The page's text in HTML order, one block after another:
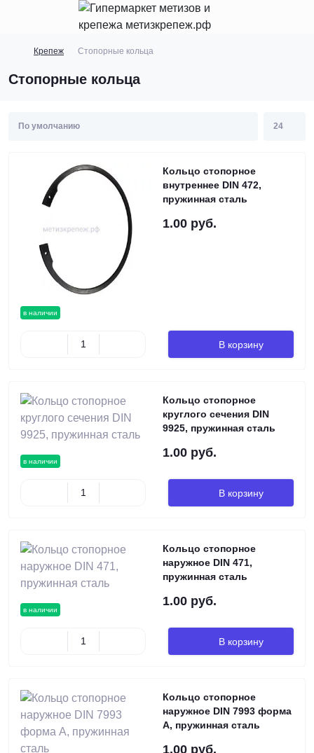
Крепеж Стопорные кольца
Стопорные кольца
в наличии
Кольцо стопорное
внутреннее DIN 472,
пружинная сталь
1.00 руб.
В корзину
в наличии
Кольцо стопорное
круглого сечения DIN
9925, пружинная сталь
1.00 руб.
В корзину
в наличии
Кольцо стопорное
наружное DIN 471,
пружинная сталь
1.00 руб.
В корзину
Кольцо стопорное
наружное DIN 7993 форма
A, пружинная сталь
1.00 руб.